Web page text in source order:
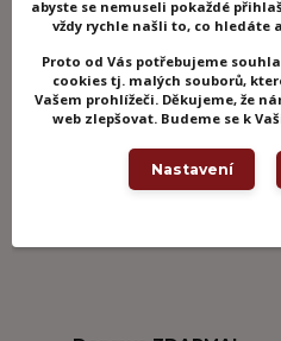
+420 605
(Po-Ne, 8-
abyste se nemuseli pokaždé
vždy rychle našli to, co
Proto od Vás potřebujeme
cookies tj. malých souborů,
Vašem prohlížeči. Děkujeme, že
web zlepšovat. Budeme se k
Nastavení